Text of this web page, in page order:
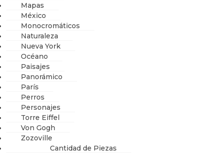
Mapas
México
Monocromáticos
Naturaleza
Nueva York
Océano
Paisajes
Panorámico
París
Perros
Personajes
Torre Eiffel
Von Gogh
Zozoville
Cantidad de Piezas